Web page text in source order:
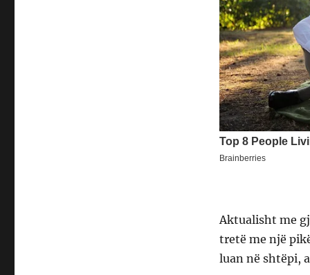
Aktualisht me
tretë me një
luan në shtëpi,